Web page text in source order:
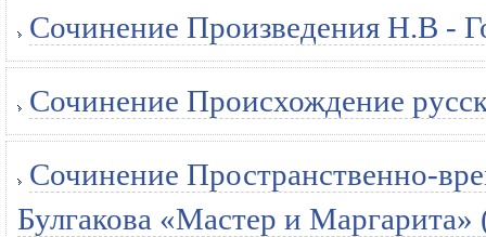
Сочинение Произведения Н.В -
Сочинение Происхождение
Сочинение Пространственно-
Булгакова «Мастер и Маргарита»